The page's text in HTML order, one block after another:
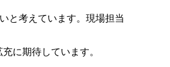
と考えています。現場担当
に期待しています。